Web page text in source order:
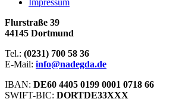
Impressum
Flurstraße 39
44145 Dortmund
Tel.: (0231) 700 58 36
E-Mail: info@nadegda.de
IBAN: DE60 4405 0199 0001 0718 66
SWIFT-BIC: DORTDE33XXX